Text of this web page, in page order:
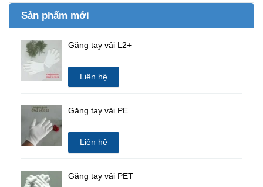
Sản phẩm mới
Găng tay vải L2+
Liên hệ
Găng tay vải PE
Liên hệ
Găng tay vải PET